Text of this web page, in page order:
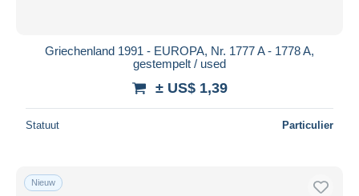
Griechenland 1991 - EUROPA, Nr. 1777 A - 1778 A,
gestempelt / used
± US$ 1,39
Statuut Particulier
Nieuw